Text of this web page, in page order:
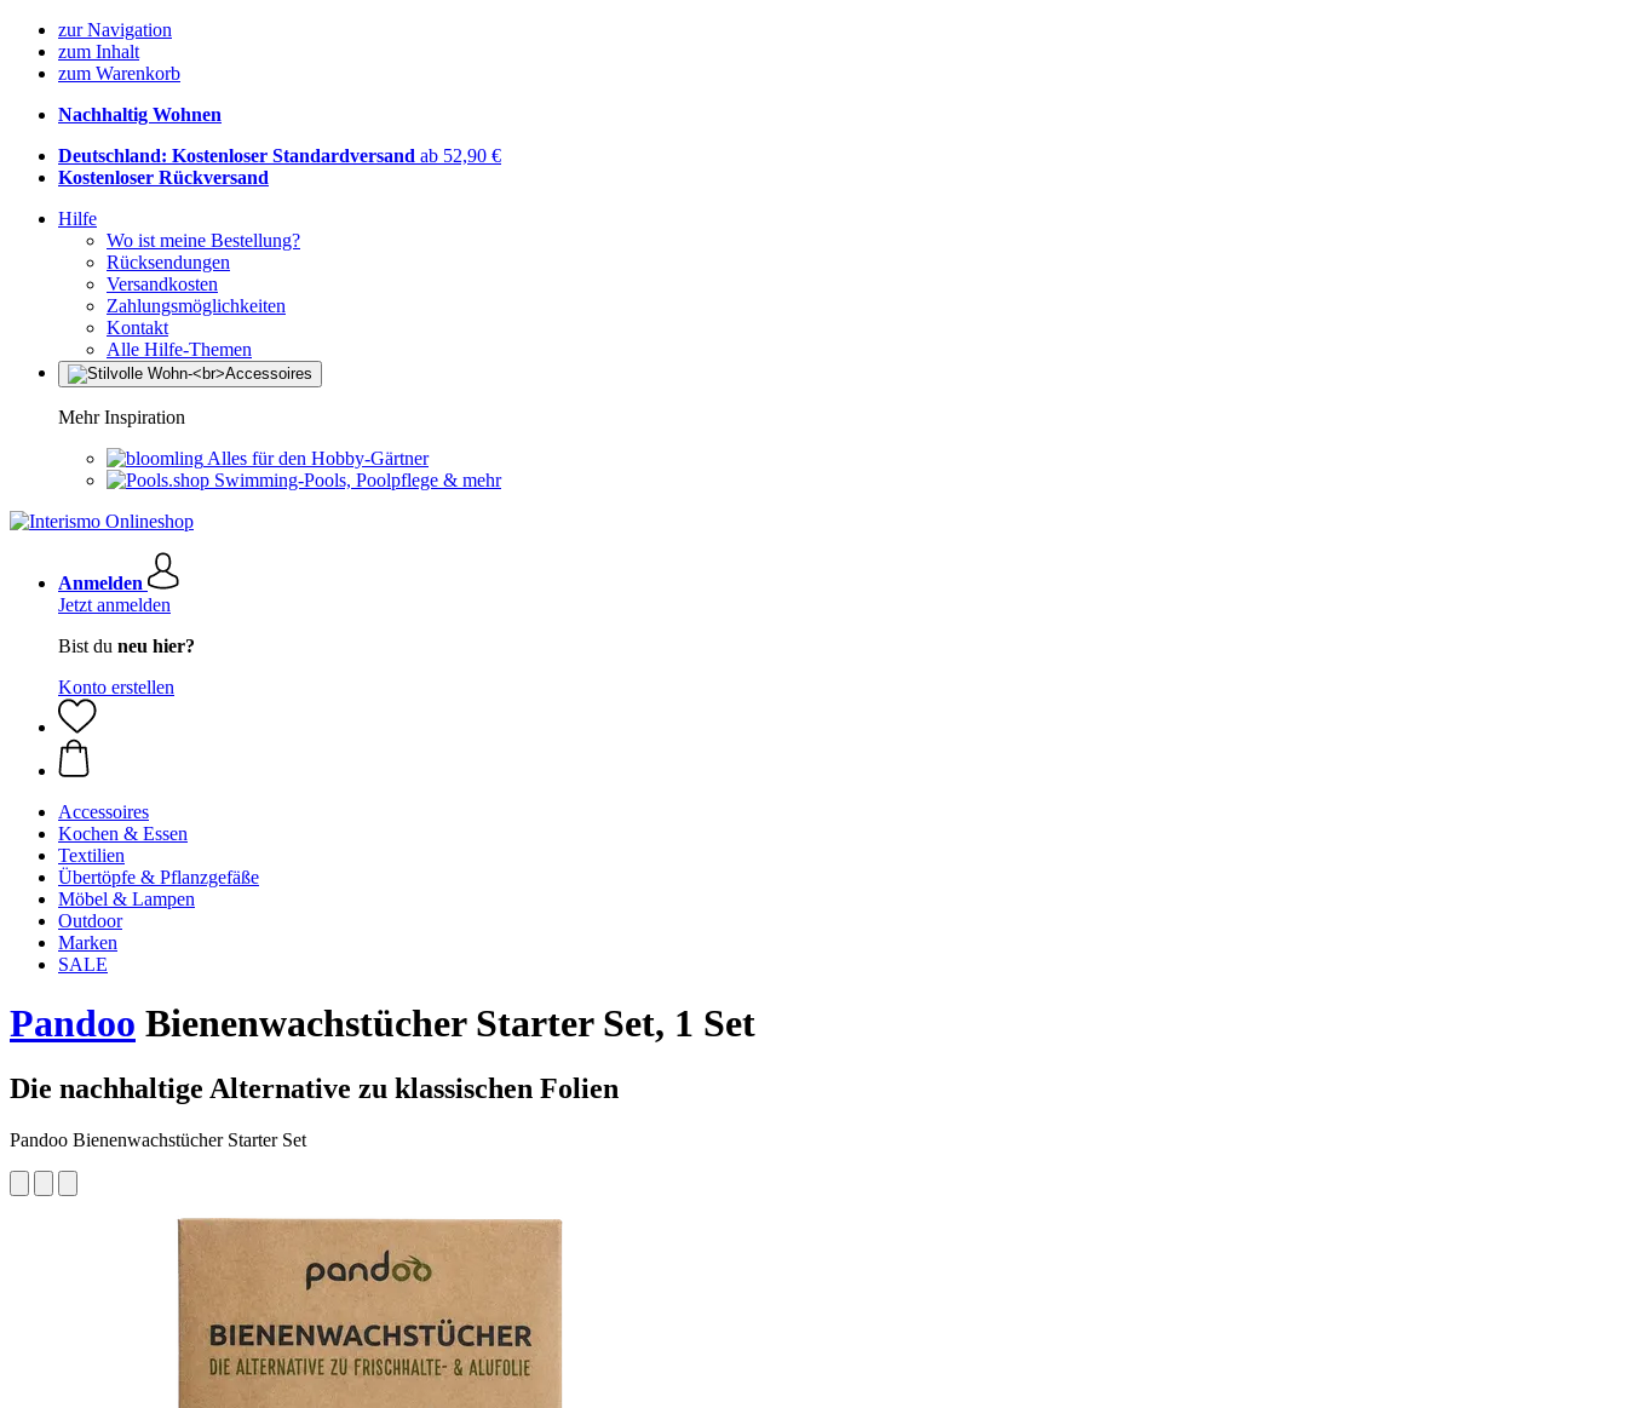
zur Navigation
zum Inhalt
zum Warenkorb
Nachhaltig Wohnen
Deutschland: Kostenloser Standardversand ab 52,90 €
Kostenloser Rückversand
Hilfe
Wo ist meine Bestellung?
Rücksendungen
Versandkosten
Zahlungsmöglichkeiten
Kontakt
Alle Hilfe-Themen
Mehr Inspiration
Alles für den Hobby-Gärtner
Swimming-Pools, Poolpflege & mehr
Anmelden
Jetzt anmelden
Bist du neu hier?
Konto erstellen
Accessoires
Kochen & Essen
Textilien
Übertöpfe & Pflanzgefäße
Möbel & Lampen
Outdoor
Marken
SALE
Pandoo Bienenwachstücher Starter Set, 1 Set
Die nachhaltige Alternative zu klassischen Folien
Pandoo Bienenwachstücher Starter Set